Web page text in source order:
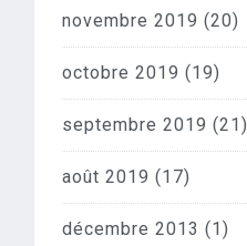
novembre 2019 (20)
octobre 2019 (19)
septembre 2019 (21)
août 2019 (17)
décembre 2013 (1)